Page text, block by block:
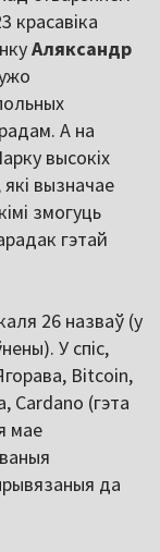
красавіка
Аляксандр
А на
высокіх
вызначае
змогуць
гэтай
26 назваў (у
У спіс,
Bitcoin,
Cardano (гэта
мае
да